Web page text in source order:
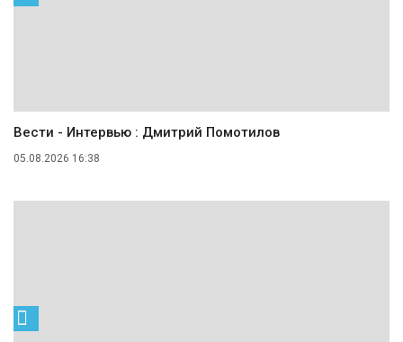
Вести - Интервью : Дмитрий Помотилов
05.08.2026 16:38